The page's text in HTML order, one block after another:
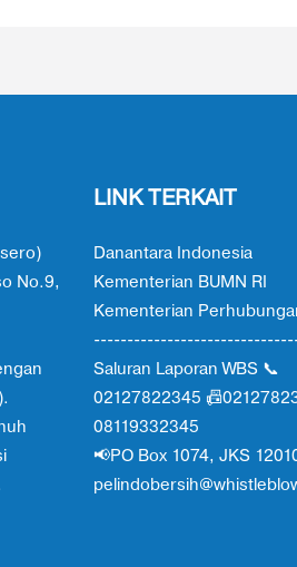
No.9,
LINK TERKAIT
Danantara Indonesia
Kementerian BUMN RI
Kementerian
Saluran Laporan WBS 📞
02127822345
08119332345
📢PO Box 1074, JKS